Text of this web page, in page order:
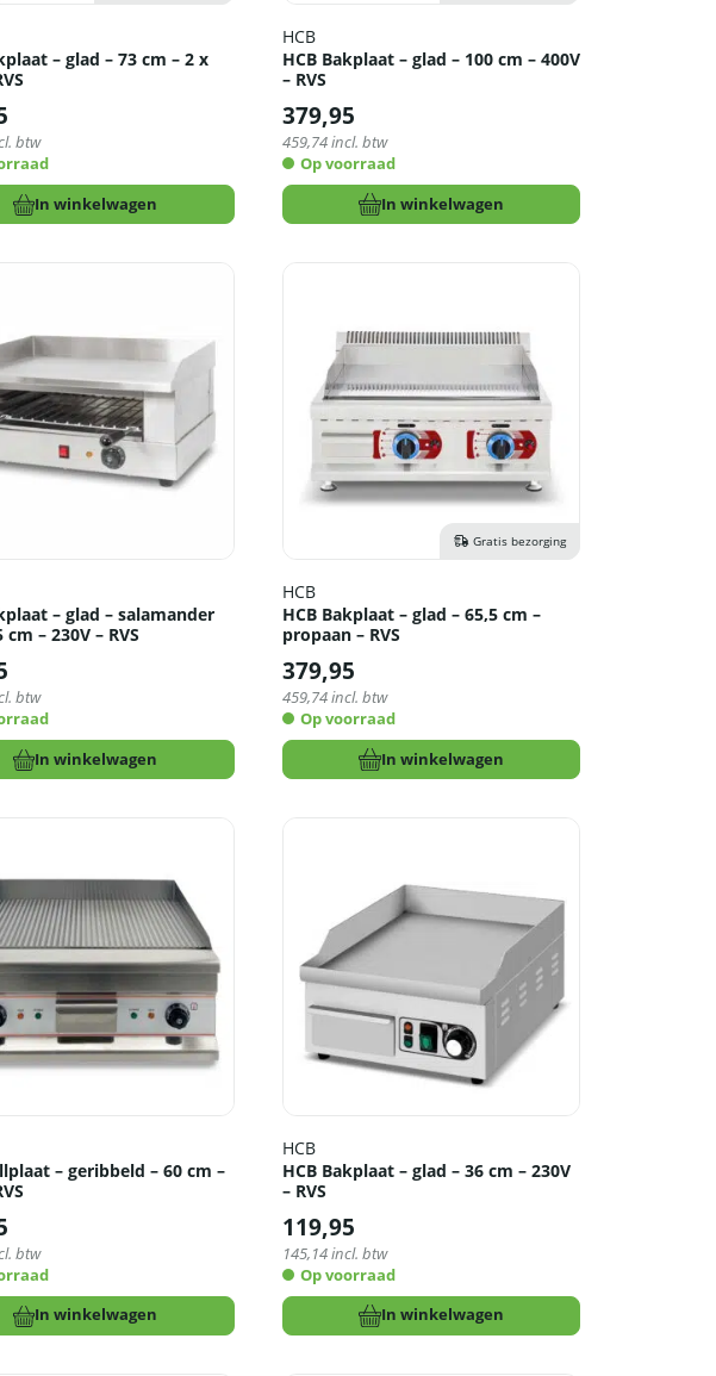
– glad – 73 cm – 2 x
btw
In winkelwagen
HCB
HCB Bakplaat – glad – 100 cm – 400V
– RVS
379,95
459,74incl. btw
Op voorraad
In winkelwagen
– glad – salamander
– 230V – RVS
btw
In winkelwagen
Gratis bezorging
HCB
HCB Bakplaat – glad – 65,5 cm –
propaan – RVS
379,95
459,74incl. btw
Op voorraad
In winkelwagen
– geribbeld – 60 cm –
btw
In winkelwagen
HCB
HCB Bakplaat – glad – 36 cm – 230V
– RVS
119,95
145,14incl. btw
Op voorraad
In winkelwagen